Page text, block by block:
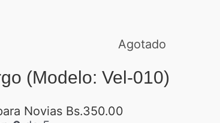
Agotado
(Modelo: Vel-010)
Novias Bs.350.00